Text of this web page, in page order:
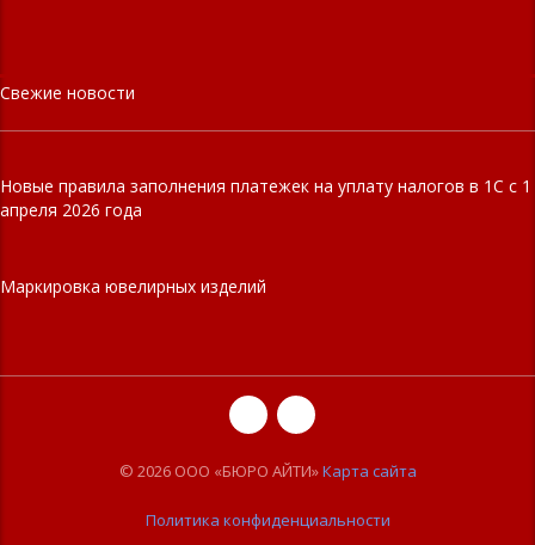
Свежие новости
Новые правила заполнения платежек на уплату налогов в 1С с 1
апреля 2026 года
Маркировка ювелирных изделий
© 2026 ООО «БЮРО АЙТИ»Карта сайта
Политика конфиденциальности